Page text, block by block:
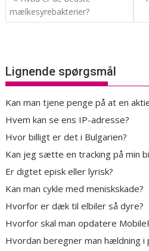
mælkesyrebakterier?
Lignende spørgsmål
Kan man tjene penge på at en
Hvem kan se ens IP-adresse?
Hvor billigt er det i Bulgarien?
Kan jeg sætte en tracking på min
Er digtet episk eller lyrisk?
Kan man cykle med meniskskade?
Hvorfor er dæk til elbiler så dyre?
Hvorfor skal man opdatere
Hvordan beregner man hældning i